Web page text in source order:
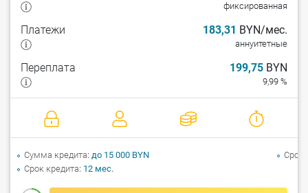
фиксированная
Платежи 183,31 BYN/мес.
аннуитетные
Переплата 199,75 BYN
9,99 %
Сумма кредита до 15 000 BYN
Срок кредита 12 мес.
Срок